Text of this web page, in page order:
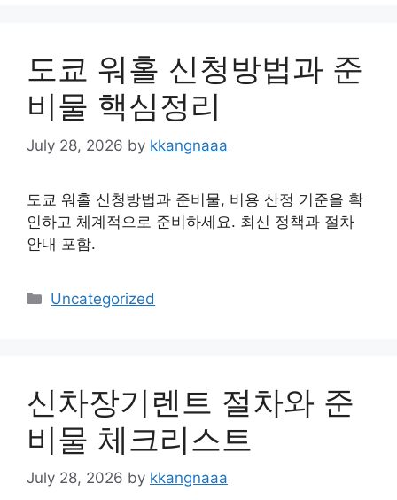
도쿄 워홀 신청방법과 준
비물 핵심정리
July 28, 2026 by kkangnaaa
도쿄 워홀 신청방법과 준비물, 비용 산정 기준을 확
인하고 체계적으로 준비하세요. 최신 정책과 절차
안내 포함.
Categories
Uncategorized
신차장기렌트 절차와 준
비물 체크리스트
July 28, 2026 by kkangnaaa